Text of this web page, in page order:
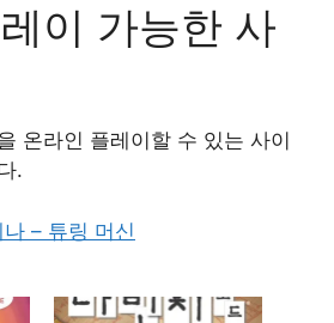
이 가능한 사
온라인 플레이할 수 있는 사이
.
– 튜링 머신